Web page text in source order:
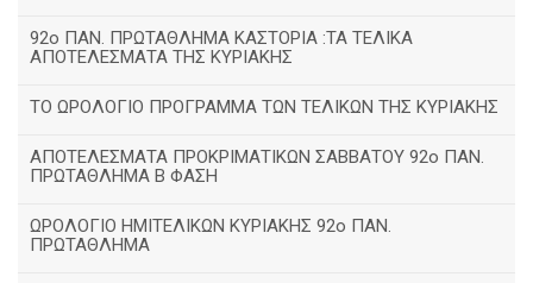
92ο ΠΑΝ. ΠΡΩΤΑΘΛΗΜΑ ΚΑΣΤΟΡΙΑ :ΤΑ ΤΕΛΙΚΑ
ΑΠΟΤΕΛΕΣΜΑΤΑ ΤΗΣ ΚΥΡΙΑΚΗΣ
ΤΟ ΩΡΟΛΟΓΙΟ ΠΡΟΓΡΑΜΜΑ ΤΩΝ ΤΕΛΙΚΩΝ ΤΗΣ ΚΥΡΙΑΚΗΣ
ΑΠΟΤΕΛΕΣΜΑΤΑ ΠΡΟΚΡΙΜΑΤΙΚΩΝ ΣΑΒΒΑΤΟΥ 92o ΠΑΝ.
ΠΡΩΤΑΘΛΗΜΑ Β ΦΑΣΗ
ΩΡΟΛΟΓΙΟ ΗΜΙΤΕΛΙΚΩΝ ΚΥΡΙΑΚΗΣ 92ο ΠΑΝ.
ΠΡΩΤΑΘΛΗΜΑ